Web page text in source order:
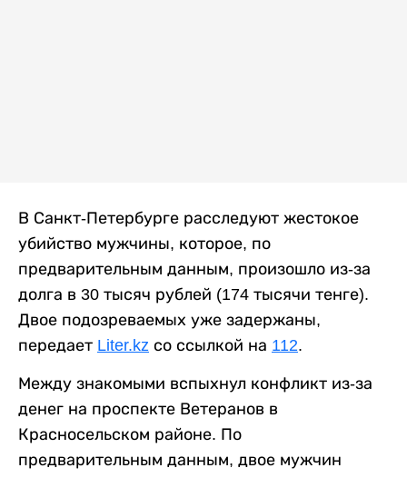
В Санкт-Петербурге расследуют жестокое
убийство мужчины, которое, по
предварительным данным, произошло из-за
долга в 30 тысяч рублей (174 тысячи тенге).
Двое подозреваемых уже задержаны,
передает Liter.kz со ссылкой на 112.
Между знакомыми вспыхнул конфликт из-за
денег на проспекте Ветеранов в
Красносельском районе. По
предварительным данным, двое мужчин